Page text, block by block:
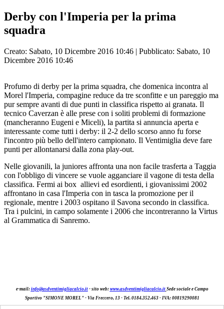
Derby con l'Imperia per la prima
squadra
Creato: Sabato, 10 Dicembre 2016 10:46 | Pubblicato: Sabato, 10
Dicembre 2016 10:46
Profumo di derby per la prima squadra, che domenica incontra al
Morel l'Imperia, compagine reduce da tre sconfitte e un pareggio ma
pur sempre avanti di due punti in classifica rispetto ai granata. Il
tecnico Caverzan è alle prese con i soliti problemi di formazione
(mancheranno Eugeni e Miceli), la partita si annuncia aperta e
interessante come tutti i derby: il 2-2 dello scorso anno fu forse
l'incontro più bello dell'intero campionato. Il Ventimiglia deve fare
punti per allontanarsi dalla zona play-out.
Nelle giovanili, la juniores affronta una non facile trasferta a Taggia
con l'obbligo di vincere se vuole agganciare il vagone di testa della
classifica. Fermi ai box allievi ed esordienti, i giovanissimi 2002
affrontano in casa l'Imperia con in tasca la promozione per il
regionale, mentre i 2003 ospitano il Savona secondo in classifica.
Tra i pulcini, in campo solamente i 2006 che incontreranno la Virtus
al Grammatica di Sanremo.
e-mail: info@asdventimigliacalcio.it- sito web: www.asdventimigliacalcio.it Sede sociale e Campo
Sportivo "SIMONE MOREL" - Via Freccero, 13 - Tel. 0184.352.463 - IVA: 00819290081